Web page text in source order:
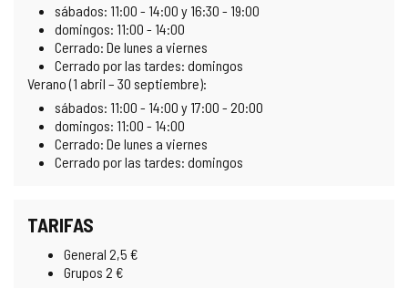
sábados: 11:00 - 14:00 y 16:30 - 19:00
domingos: 11:00 - 14:00
Cerrado: De lunes a viernes
Cerrado por las tardes: domingos
Verano (1 abril – 30 septiembre):
sábados: 11:00 - 14:00 y 17:00 - 20:00
domingos: 11:00 - 14:00
Cerrado: De lunes a viernes
Cerrado por las tardes: domingos
TARIFAS
General 2,5 €
Grupos 2 €